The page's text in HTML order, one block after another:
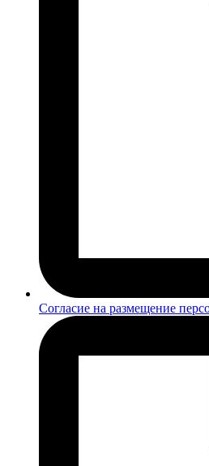
Согласие на размещение